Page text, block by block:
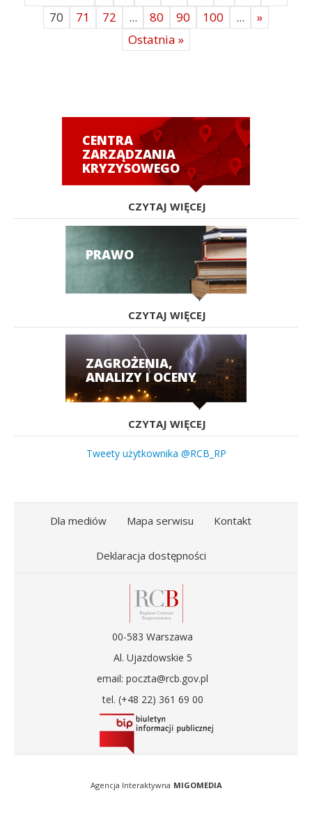
70
71 72 ... 80 90 100 ...
»
Ostatnia »
CENTRA
ZARZĄDZANIA
KRYZYSOWEGO
CZYTAJ WIĘCEJ
PRAWO
CZYTAJ WIĘCEJ
ZAGROŻENIA,
ANALIZY I OCENY
CZYTAJ WIĘCEJ
Tweety użytkownika @RCB_RP
Dla mediów Mapa serwisu Kontakt
Deklaracja dostępności
00-583 Warszawa
Al. Ujazdowskie 5
email: poczta@rcb.gov.pl
tel. (+48 22) 361 69 00
Agencja Interaktywna MIGOMEDIA